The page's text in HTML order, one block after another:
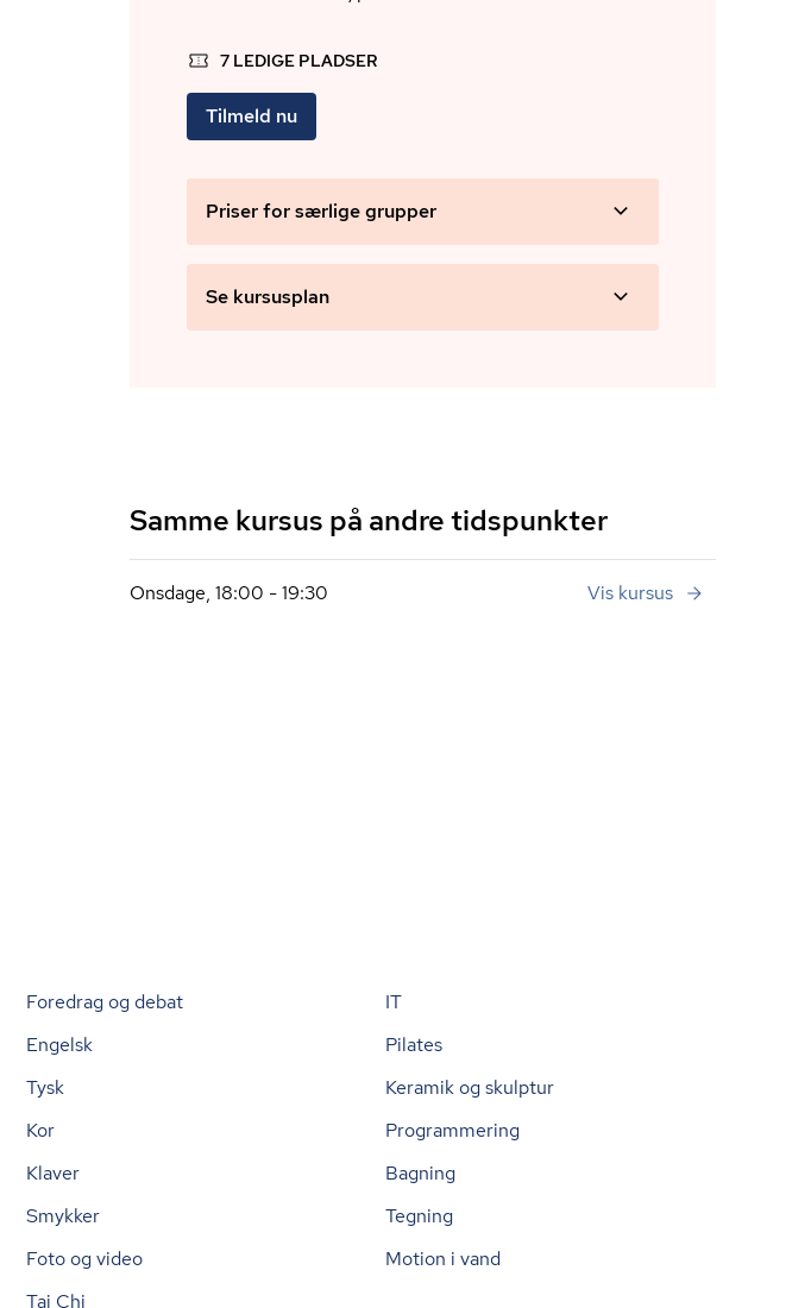
7 LEDIGE PLADSER
Tilmeld nu
Priser for særlige grupper
Se kursusplan
Samme kursus på andre tidspunkter
Onsdage, 18:00 - 19:30 Vis kursus
Foredrag og debat
IT
Engelsk
Pilates
Tysk
Keramik og skulptur
Kor
Programmering
Klaver
Bagning
Smykker
Tegning
Foto og video
Motion i vand
Tai Chi